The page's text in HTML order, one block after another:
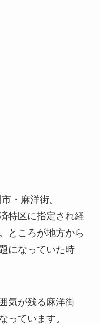
・麻洋街。
特区に指定され経
ところが地方から
になっていた時
気が残る麻洋街
っています。